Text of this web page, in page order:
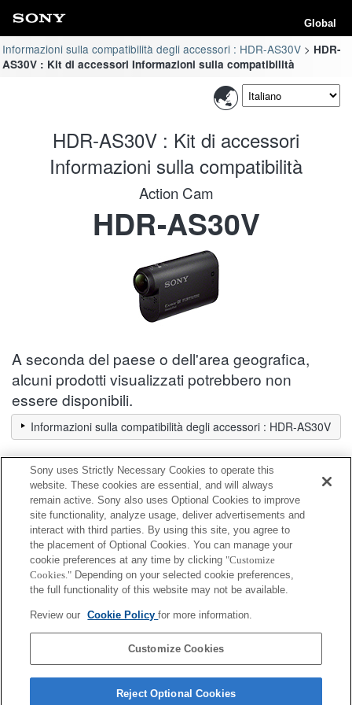
Global
Informazioni sulla compatibilità degli accessori : HDR-AS30V
HDR-
AS30V : Kit di accessori Informazioni sulla compatibilità
HDR-AS30V : Kit di accessori
Informazioni sulla compatibilità
Action Cam
HDR-AS30V
A seconda del paese o dell'area geografica,
alcuni prodotti visualizzati potrebbero non
essere disponibili.
Informazioni sulla compatibilità degli accessori : HDR-AS30V
Kit di accessori
Completamente compatibile
Compatibile, ma con restrizioni
ACC-TRBX
ACC-TRDCX
Sony uses Strictly Necessary Cookies to operate this
website. These cookies are essential, and will always
remain active. Sony also uses Optional Cookies to improve
site functionality, analyze usage, deliver advertisements and
interact with third parties. By using this site, you agree to
the placement of Optional Cookies. You can manage your
cookie preferences at any time by clicking "Customize
Cookies." Depending on your selected cookie preferences,
the full functionality of this website may not be available.
Review our Cookie Policyfor more information.
Customize Cookies
Reject Optional Cookies